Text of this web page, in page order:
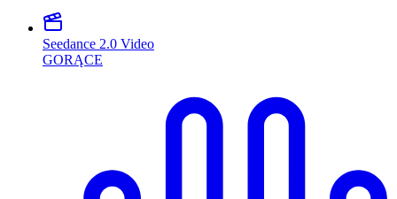
Seedance 2.0 Video
GORĄCE